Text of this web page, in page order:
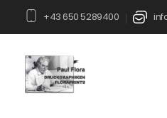
+43 650 5289400